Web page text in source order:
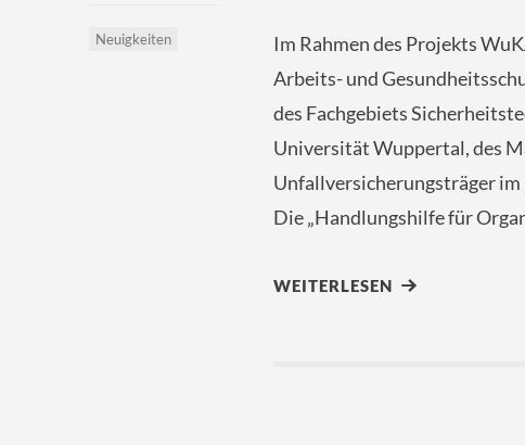
Neuigkeiten
Im Rahmen des Projekts
Arbeits- und
des Fachgebiets
Universität Wuppertal, des
Unfallversicherungsträger
Die „Handlungshilfe für
WEITERLESEN